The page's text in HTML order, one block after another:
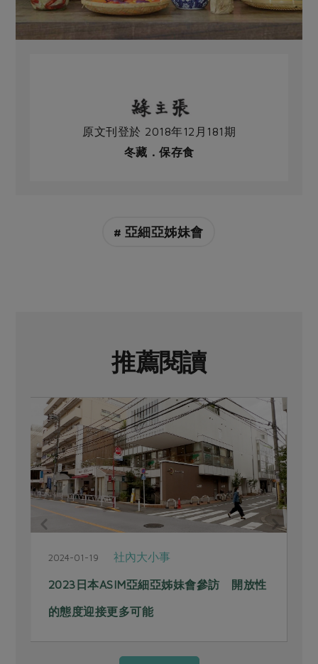
原文刊登於 2018年12月181期
冬藏．保存食
# 亞細亞姊妹會
推薦閱讀
2024-01-19 社內大小事
2023日本ASIM亞細亞姊妹會參訪 開放性
的態度迎接更多可能